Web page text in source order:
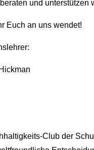
und
Euch an uns wendet!
Club der